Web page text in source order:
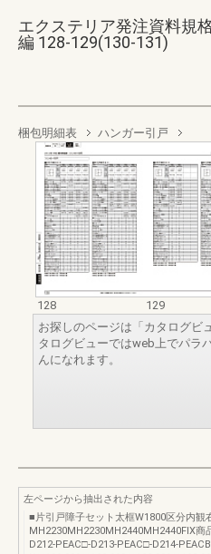
エクステリア発注資料規
編 128-129(130-131)
梱包明細表 ハンガー引戸
128
129
お探しのページは「カタログビ
タログビューではweb上でパラ
んになれます。
左ページから抽出された内容
■片引戸障子セット太框W1800区分内観
MH2230MH2230MH2440MH2440FIX商
D212-PEAC□-D213-PEAC□-D214-